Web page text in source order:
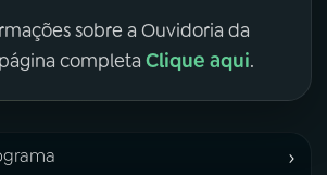
sobre a Ouvidoria da
completa Clique aqui.
›